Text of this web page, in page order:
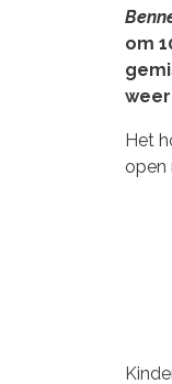
om
weer
Het
open